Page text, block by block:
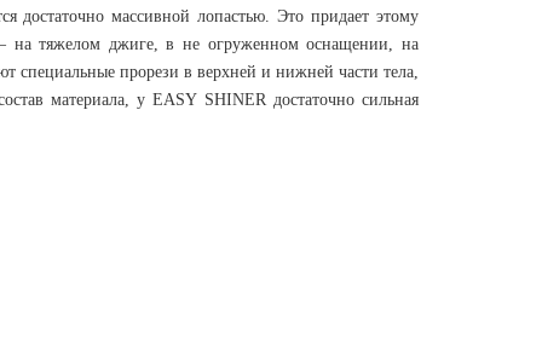
достаточно массивной лопастью. Это придает этому
– на тяжелом джиге, в не огруженном оснащении, на
специальные прорези в верхней и нижней части тела,
материала, у EASY SHINER достаточно сильная